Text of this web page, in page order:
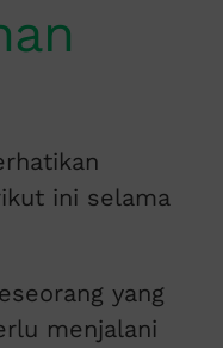
ini selama
yang
menjalani